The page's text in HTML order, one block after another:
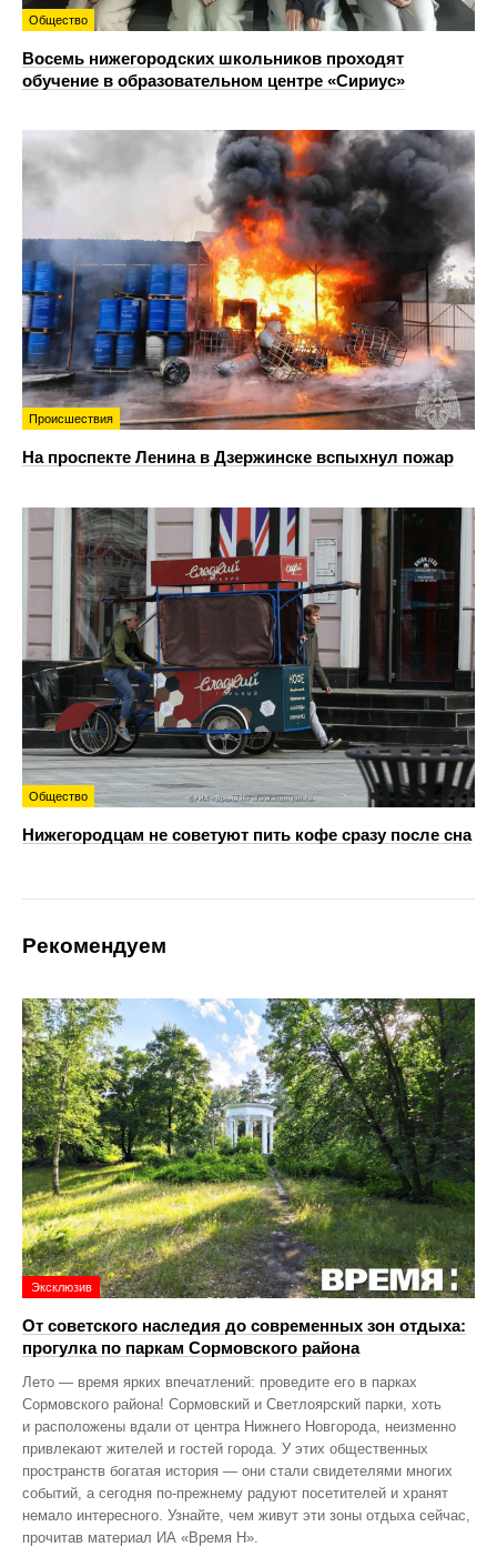
Общество
Восемь нижегородских школьников проходят
обучение в образовательном центре «Сириус»
Происшествия
На проспекте Ленина в Дзержинске вспыхнул пожар
Общество
Нижегородцам не советуют пить кофе сразу после сна
Рекомендуем
Эксклюзив
От советского наследия до современных зон отдыха:
прогулка по паркам Сормовского района
Лето — время ярких впечатлений: проведите его в парках
Сормовского района! Сормовский и Светлоярский парки, хоть
и расположены вдали от центра Нижнего Новгорода, неизменно
привлекают жителей и гостей города. У этих общественных
пространств богатая история — они стали свидетелями многих
событий, а сегодня по‑прежнему радуют посетителей и хранят
немало интересного. Узнайте, чем живут эти зоны отдыха сейчас,
прочитав материал ИА «Время Н».